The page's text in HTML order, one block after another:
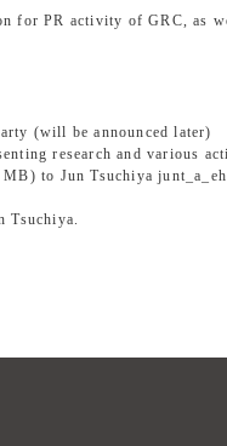
for PR activity of GRC, as
(will be announced later)
research and various
to Jun Tsuchiya
Tsuchiya.